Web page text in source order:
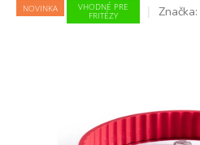
NOVINKA VHODNÉ PRE
FRITÉZY Značka: